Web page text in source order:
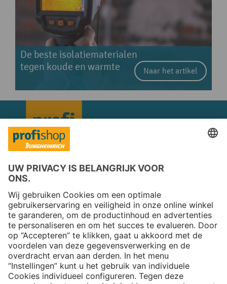
De beste isolatiematerialen
tegen koude en warmte
Naar het artikel
Copyright © 2026 Jungheinrich PROFISHOP
Nieuwsbrief
Aanmelden →